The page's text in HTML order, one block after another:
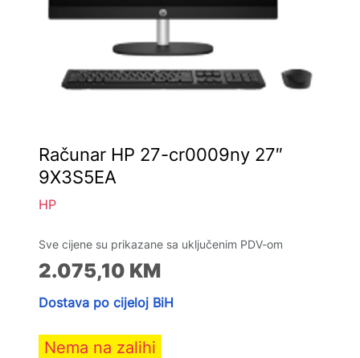
Računar HP 27-cr0009ny 27″
9X3S5EA
HP
Sve cijene su prikazane sa uključenim PDV-om
2.075,10 KM
Dostava po cijeloj BiH
Nema na zalihi